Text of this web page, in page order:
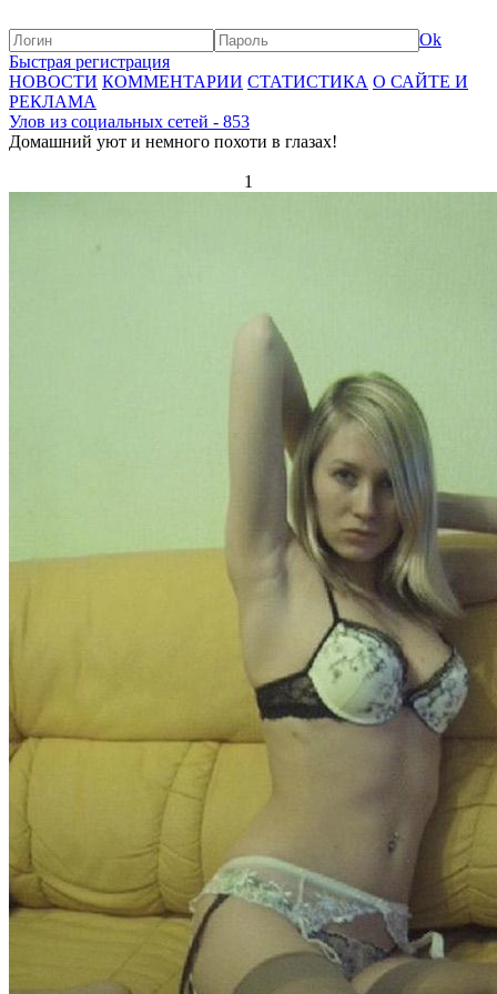
Ok
Быстрая регистрация
НОВОСТИ КОММЕНТАРИИ СТАТИСТИКА О САЙТЕ И
РЕКЛАМА
Улов из социальных сетей - 853
Домашний уют и немного похоти в глазах!
1